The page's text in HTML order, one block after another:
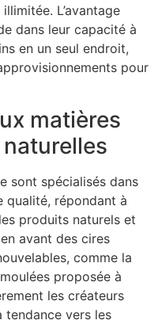
L’avantage
dans leur capacité à
en un seul endroit,
pour
matières
sont spécialisés dans
qualité, répondant à
produits naturels et
avant des cires
comme la
proposée à
les créateurs
tendance vers les